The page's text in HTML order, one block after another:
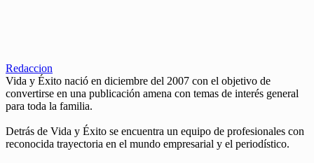
Redaccion
Vida y Éxito nació en diciembre del 2007 con el objetivo de
convertirse en una publicación amena con temas de interés general
para toda la familia.
Detrás de Vida y Éxito se encuentra un equipo de profesionales con
reconocida trayectoria en el mundo empresarial y el periodístico.